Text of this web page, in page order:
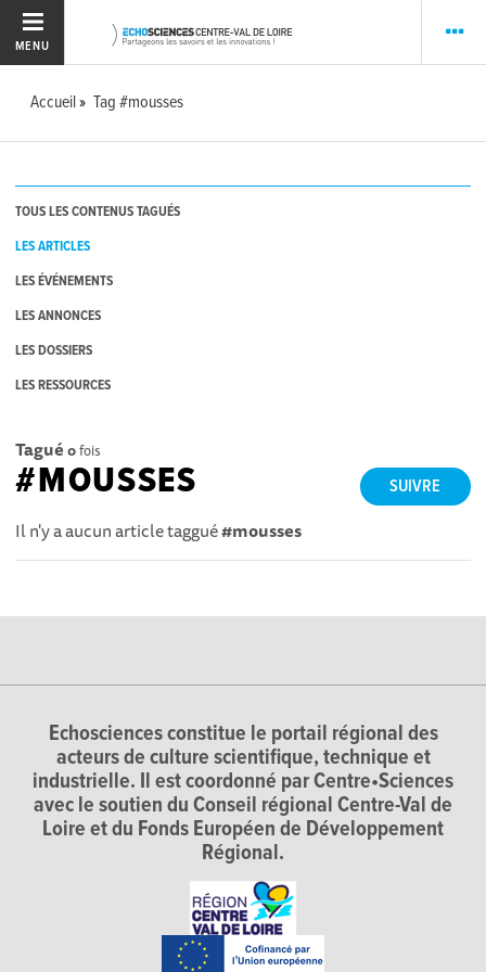
MENU
Accueil Tag #mousses
TOUS LES CONTENUS TAGUÉS
LES ARTICLES
LES ÉVÉNEMENTS
LES ANNONCES
LES DOSSIERS
LES RESSOURCES
Tagué 0fois
SUIVRE
#MOUSSES
Il n'y a aucun article taggué#mousses
Echosciences constitue le portail régional des
acteurs de culture scientifique, technique et
industrielle. Il est coordonné par Centre•Sciences
avec le soutien du Conseil régional Centre-Val de
Loire et du Fonds Européen de Développement
Régional.